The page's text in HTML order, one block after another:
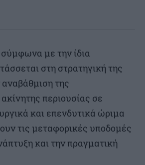
με την ίδια
στη στρατηγική της
της
περιουσίας σε
και επενδυτικά ώριμα
τις μεταφορικές υποδομές
και την πραγματική